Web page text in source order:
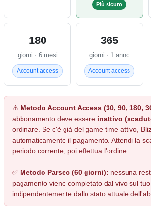
Più sicuro
180
giorni · 6 mesi
Account access
365
giorni · 1 anno
Account access
⚠️ Metodo Account Access (30, 90, 180,
abbonamento deve essere inattivo
ordinare. Se c'è già del game time attivo,
automaticamente il pagamento. Attendi la
periodo corrente, poi effettua l'ordine.
✅ Metodo Parsec (60 giorni): nessuna
pagamento viene completato dal vivo sul
indipendentemente dallo stato attuale